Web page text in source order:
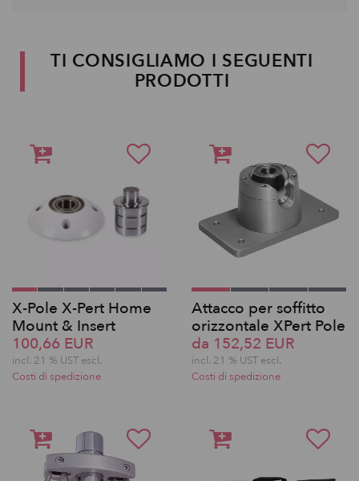
TI CONSIGLIAMO I SEGUENTI
PRODOTTI
X-Pole X-Pert Home
Mount & Insert
100,66 EUR
incl. 21 % UST escl.
Costi di spedizione
Attacco per soffitto
orizzontale XPert Pole
da 152,52 EUR
incl. 21 % UST escl.
Costi di spedizione